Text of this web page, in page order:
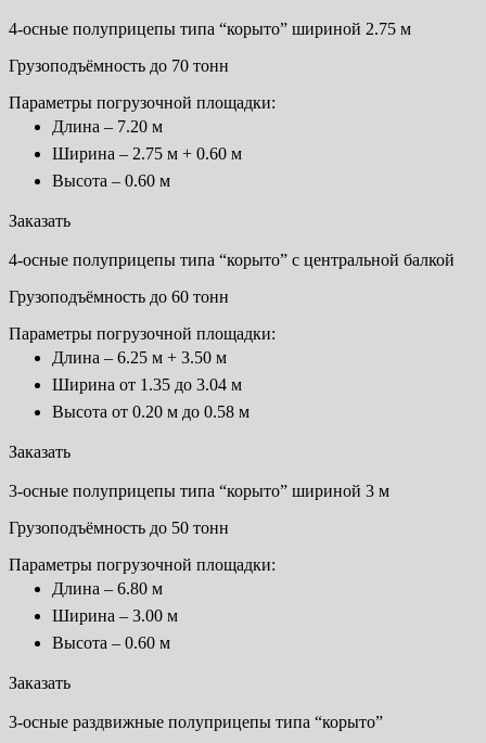
4-осные полуприцепы типа “корыто” шириной 2.75 м
Грузоподъёмность до 70 тонн
Параметры погрузочной площадки:
Длина – 7.20 м
Ширина – 2.75 м + 0.60 м
Высота – 0.60 м
Заказать
4-осные полуприцепы типа “корыто” с центральной балкой
Грузоподъёмность до 60 тонн
Параметры погрузочной площадки:
Длина – 6.25 м + 3.50 м
Ширина от 1.35 до 3.04 м
Высота от 0.20 м до 0.58 м
Заказать
3-осные полуприцепы типа “корыто” шириной 3 м
Грузоподъёмность до 50 тонн
Параметры погрузочной площадки:
Длина – 6.80 м
Ширина – 3.00 м
Высота – 0.60 м
Заказать
3-осные раздвижные полуприцепы типа “корыто”